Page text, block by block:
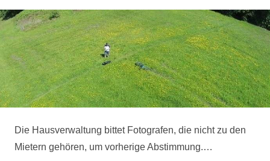
Die Hausverwaltung bittet Fotografen, die nicht zu den
Mietern gehören, um vorherige Abstimmung.…